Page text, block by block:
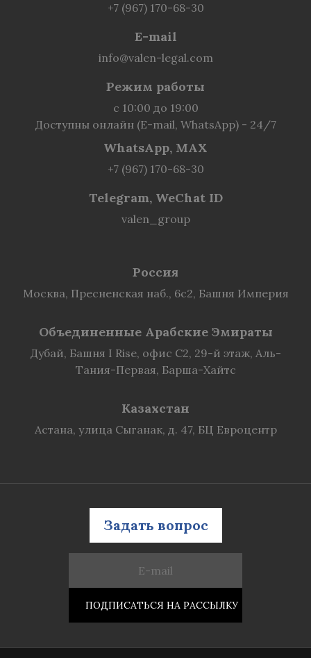
+7 (967) 170-68-30
E-mail
info@valen-legal.com
Режим работы
с 10:00 до 19:00
Доступны онлайн (E-mail, WhatsApp) - 24/7
WhatsApp, MAX
+7 (967) 170-68-30
Telegram, WeChat ID
valen_group
Россия
Москва, Пресненская наб., 6с2, Башня Империя
Объединенные Арабские Эмираты
Дубай, Башня I Rise, офис C2, 29-й этаж, Аль-
Тания-Первая, Барша-Хайтс
Казахстан
Астана, улица Сыганак, д. 47, БЦ Евроцентр
Задать вопрос